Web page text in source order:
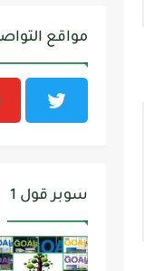
مواقع
سوبر قول 1